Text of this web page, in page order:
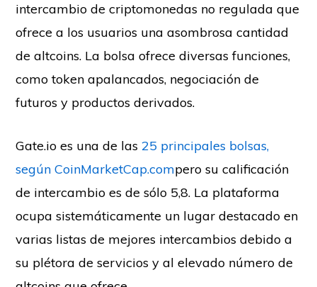
intercambio de criptomonedas no regulada que
ofrece a los usuarios una asombrosa cantidad
de altcoins. La bolsa ofrece diversas funciones,
como token apalancados, negociación de
futuros y productos derivados.
Gate.io es una de las25 principales bolsas,
según CoinMarketCap.compero su calificación
de intercambio es de sólo 5,8. La plataforma
ocupa sistemáticamente un lugar destacado en
varias listas de mejores intercambios debido a
su plétora de servicios y al elevado número de